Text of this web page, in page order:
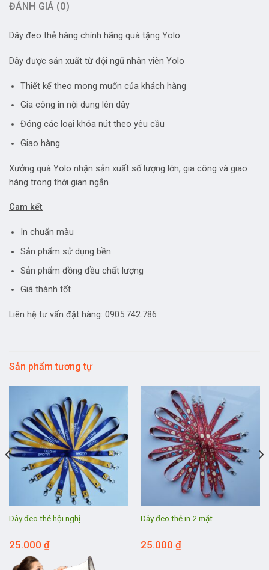
ĐÁNH GIÁ (0)
Dây đeo thẻ hàng chính hãng quà tặng Yolo
Dây được sản xuất từ đội ngũ nhân viên Yolo
Thiết kế theo mong muốn của khách hàng
Gia công in nội dung lên dây
Đóng các loại khóa nút theo yêu cầu
Giao hàng
Xưởng quà Yolo nhận sản xuất số lượng lớn, gia công và giao
hàng trong thời gian ngắn
Cam kết
In chuẩn màu
Sản phẩm sử dụng bền
Sản phẩm đồng đều chất lượng
Giá thành tốt
Liên hệ tư vấn đặt hàng: 0905.742.786
Sản phẩm tương tự
Dây đeo thẻ hội nghị
25.000 ₫
Dây đeo thẻ in 2 mặt
25.000 ₫